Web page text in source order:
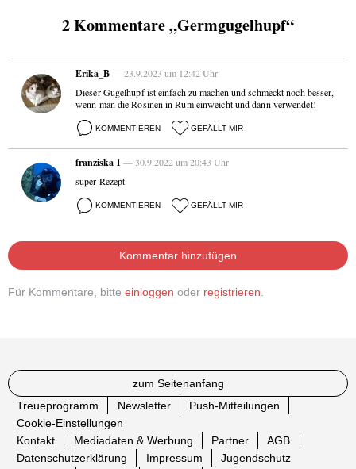
2 Kommentare „Germgugelhupf“
Erika_B— 23.9.2023 um 12:42 Uhr
Dieser Gugelhupf ist einfach zu machen und schmeckt noch besser,
wenn man die Rosinen in Rum einweicht und dann verwendet!
KOMMENTIEREN GEFÄLLT MIR
franziska 1 — 30.9.2022 um 20:43 Uhr
super Rezept
KOMMENTIEREN GEFÄLLT MIR
Kommentar hinzufügen
Für Kommentare, bitte einloggen oder registrieren.
zum Seitenanfang
Treueprogramm
Newsletter
Push-Mitteilungen
Cookie-Einstellungen
Kontakt
Mediadaten & Werbung Partner
AGB
Datenschutzerklärung
Impressum Jugendschutz